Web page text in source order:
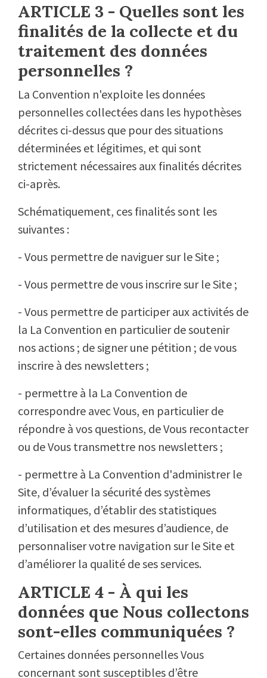
ARTICLE 3 - Quelles sont les
finalités de la collecte et du
traitement des données
personnelles ?
La Convention n'exploite les données
personnelles collectées dans les hypothèses
décrites ci-dessus que pour des situations
déterminées et légitimes, et qui sont
strictement nécessaires aux finalités décrites
ci-après.
Schématiquement, ces finalités sont les
suivantes :
- Vous permettre de naviguer sur le Site ;
- Vous permettre de vous inscrire sur le Site ;
- Vous permettre de participer aux activités de
la La Convention en particulier de soutenir
nos actions ; de signer une pétition ; de vous
inscrire à des newsletters ;
- permettre à la La Convention de
correspondre avec Vous, en particulier de
répondre à vos questions, de Vous recontacter
ou de Vous transmettre nos newsletters ;
- permettre à La Convention d'administrer le
Site, d’évaluer la sécurité des systèmes
informatiques, d’établir des statistiques
d’utilisation et des mesures d’audience, de
personnaliser votre navigation sur le Site et
d’améliorer la qualité de ses services.
ARTICLE 4 - À qui les
données que Nous collectons
sont-elles communiquées ?
Certaines données personnelles Vous
concernant sont susceptibles d’être